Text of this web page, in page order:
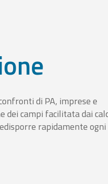
di PA, imprese e
dei campi facilitata dai
rapidamente ogni